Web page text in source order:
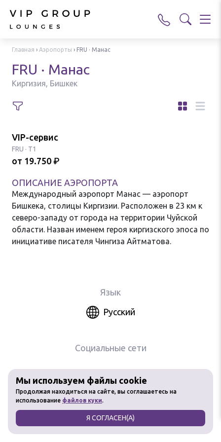
Главная › Аэропорты › FRU · Манас
FRU · Манас
Киргизия, Бишкек
VIP-сервис
FRU · T1
от 19.750 ₽
ОПИСАНИЕ АЭРОПОРТА
Международный аэропорт Манас — аэропорт
Бишкека, столицы Киргизии. Расположен в 23 км к
северо-западу от города на территории Чуйской
области. Назван именем героя киргизского эпоса по
инициативе писателя Чингиза Айтматова.
Мы используем файлы cookie
Продолжая находиться на сайте, вы соглашаетесь на
использование файлов куки.
Я СОГЛАСЕН(А)
Язык
Русский
Социальные сети
Любое использование материалов
сайта без разрешения запрещено